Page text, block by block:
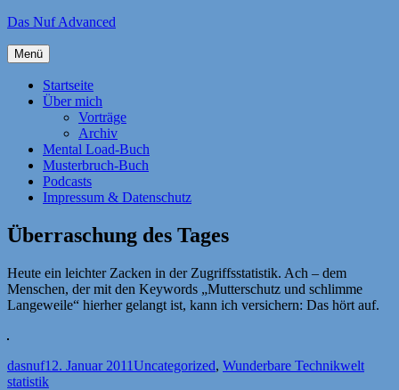
Zum
springen
Das Nuf Advanced
Menü
Startseite
Über mich
Vorträge
Archiv
Mental Load-Buch
Musterbruch-Buch
Podcasts
Impressum & Datenschutz
Überraschung des Tages
Heute ein leichter Zacken in der Zugriffsstatistik. Ach – dem
Menschen, der mit den Keywords „Mutterschutz und schlimme
Langeweile“ hierher gelangt ist, kann ich versichern: Das hört auf.
Autor
dasnufVeröffentlicht
am
12. Januar 2011Kategorien
Uncategorized, Wunderbare Technikwelt
statistik